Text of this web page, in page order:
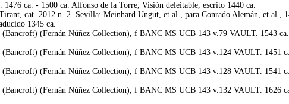
1476 ca. - 1500 ca. Alfonso de la Torre, Visión deleitable, escrito 1440 ca.
cat. 2012 n. 2. Sevilla: Meinhard Ungut, et al., para Conrado Alemán, et al.,
1345 ca.
(Fernán Núñez Collection), f BANC MS UCB 143 v.79 VAULT. 1543 ca.
(Fernán Núñez Collection), f BANC MS UCB 143 v.124 VAULT. 1451
(Fernán Núñez Collection), f BANC MS UCB 143 v.128 VAULT. 1541
(Fernán Núñez Collection), f BANC MS UCB 143 v.132 VAULT. 1626